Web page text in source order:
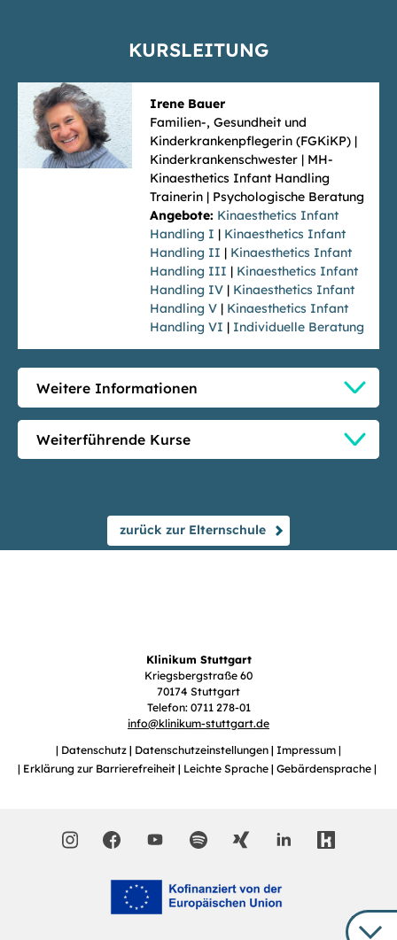
KURSLEITUNG
Irene Bauer
Familien-, Gesundheit und
Kinderkrankenpflegerin (FGKiKP) |
Kinderkrankenschwester | MH-
Kinaesthetics Infant Handling
Trainerin | Psychologische Beratung
Angebote: Kinaesthetics Infant
Handling I | Kinaesthetics Infant
Handling II | Kinaesthetics Infant
Handling III | Kinaesthetics Infant
Handling IV | Kinaesthetics Infant
Handling V | Kinaesthetics Infant
Handling VI | Individuelle Beratung
Weitere Informationen
Weiterführende Kurse
zurück zur Elternschule
Klinikum Stuttgart
Kriegsbergstraße 60
70174 Stuttgart
Telefon: 0711 278-01
info@klinikum-stuttgart.de
Datenschutz
Datenschutzeinstellungen
Impressum
Erklärung zur Barrierefreiheit
Leichte Sprache Gebärdensprache